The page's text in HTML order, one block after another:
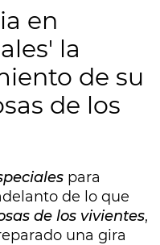
en
la
de su
de los
para
de lo que
de los vivientes,
una gira